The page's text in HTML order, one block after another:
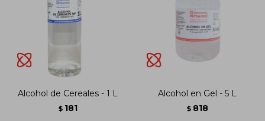
Alcohol de Cereales - 1 L
$ 181
Alcohol en Gel - 5 L
$ 818